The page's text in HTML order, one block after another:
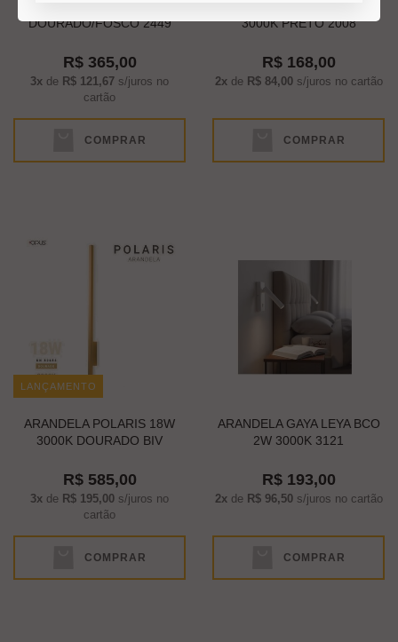
DOURADO/FOSCO 2449
R$ 365,00
3x de R$ 121,67 s/juros no
cartão
COMPRAR
3000K PRETO 2008
R$ 168,00
2xde R$ 84,00s/juros no cartão
COMPRAR
LANÇAMENTO
ARANDELA POLARIS 18W
3000K DOURADO BIV
R$ 585,00
3x de R$ 195,00 s/juros no
cartão
COMPRAR
ARANDELA GAYA LEYA BCO
2W 3000K 3121
R$ 193,00
2xde R$ 96,50s/juros no cartão
COMPRAR